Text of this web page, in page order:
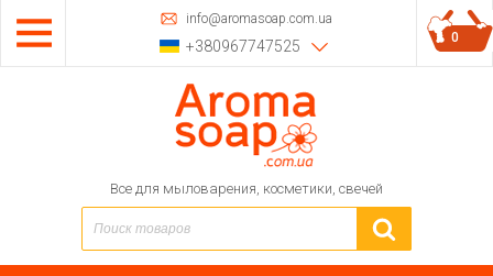
info@aromasoap.com.ua
+380967747525
Все для мыловарения, косметики, свечей
0